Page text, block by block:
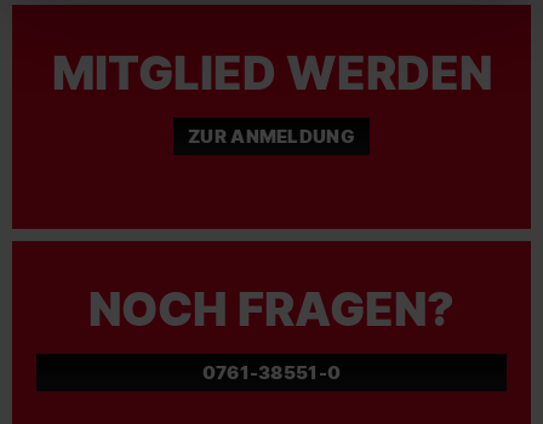
MITGLIED WERDEN
ZUR ANMELDUNG
NOCH FRAGEN?
0761-38551-0